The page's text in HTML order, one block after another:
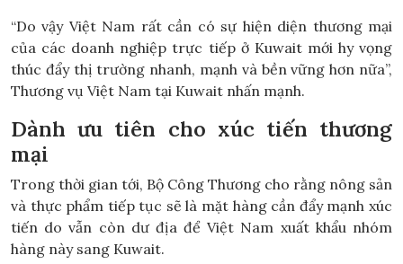
“Do vậy Việt Nam rất cần có sự hiện diện thương mại
của các doanh nghiệp trực tiếp ở Kuwait mới hy vọng
thúc đẩy thị trường nhanh, mạnh và bền vững hơn nữa”,
Thương vụ Việt Nam tại Kuwait nhấn mạnh.
Dành ưu tiên cho xúc tiến thương
mại
Trong thời gian tới, Bộ Công Thương cho rằng nông sản
và thực phẩm tiếp tục sẽ là mặt hàng cần đẩy mạnh xúc
tiến do vẫn còn dư địa để Việt Nam xuất khẩu nhóm
hàng này sang Kuwait.